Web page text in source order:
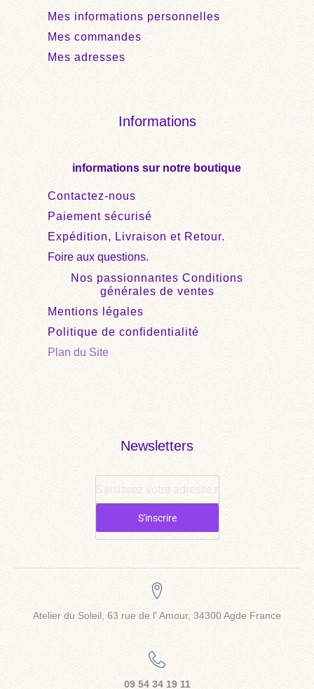
Mes informations personnelles
Mes commandes
Mes adresses
Informations
informations sur notre boutique
Contactez-nous
Paiement sécurisé
Expédition, Livraison et Retour.
Foire aux questions.
Nos passionnantes Conditions
générales de ventes
Mentions légales
Politique de confidentialité
Plan du Site
Newsletters
S'inscrire
Atelier du Soleil, 63 rue de l' Amour, 34300 Agde France
09 54 34 19 11